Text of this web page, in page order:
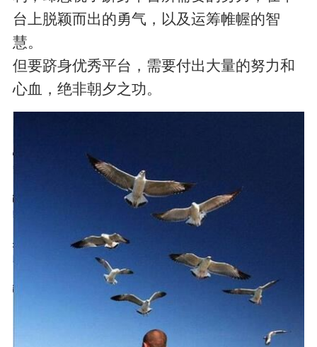
台上脱颖而出的勇气，以及运筹帷幄的智
慧。
但要跻身优秀平台，需要付出大量的努力和
心血，绝非朝夕之功。